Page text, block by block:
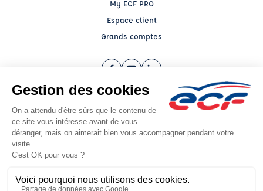
My ECF PRO
Espace client
Grands comptes
Facebook (nouvelle fenêtre)
YouTube (nouvelle fenêtre)
LinkedIn (nouvelle fenêtre)
CGV
Mentions légales
© 2026 École de Conduite Française. Tous droits réservés